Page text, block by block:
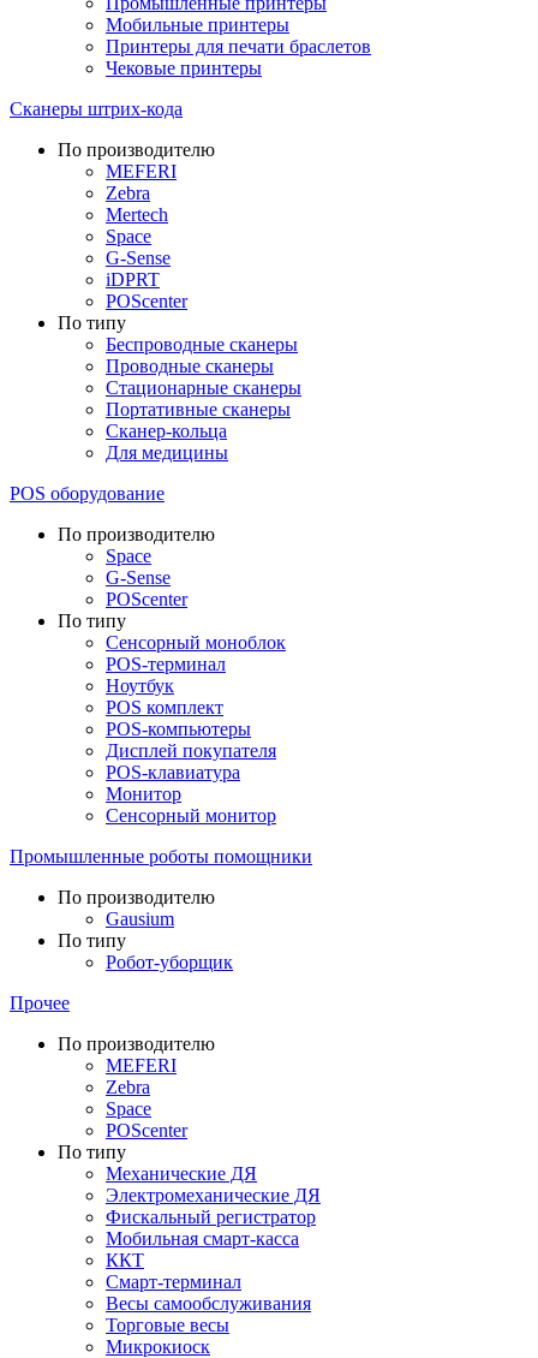
Мобильные принтеры
Принтеры для печати браслетов
Чековые принтеры
Сканеры штрих-кода
По производителю
MEFERI
Zebra
Mertech
Space
G-Sense
iDPRT
POScenter
По типу
Беспроводные сканеры
Проводные сканеры
Стационарные сканеры
Портативные сканеры
Сканер-кольца
Для медицины
POS оборудование
По производителю
Space
G-Sense
POScenter
По типу
Сенсорный моноблок
POS-терминал
Ноутбук
POS комплект
POS-компьютеры
Дисплей покупателя
POS-клавиатура
Монитор
Сенсорный монитор
Промышленные роботы помощники
По производителю
Gausium
По типу
Робот-уборщик
Прочее
По производителю
MEFERI
Zebra
Space
POScenter
По типу
Механические ДЯ
Электромеханические ДЯ
Фискальный регистратор
Мобильная смарт-касса
ККТ
Смарт-терминал
Весы самообслуживания
Торговые весы
Микрокиоск